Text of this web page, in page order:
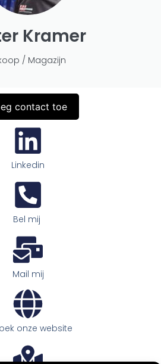
Kramer
/ Magazijn
contact toe
Linkedin
Bel mij
Mail mij
onze website